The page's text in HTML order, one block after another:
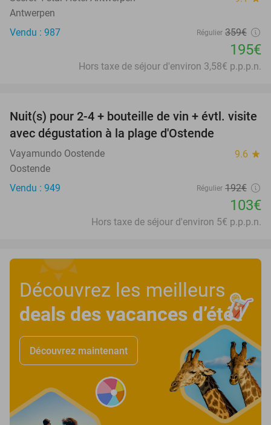
Antwerpen
Vendu : 987
Régulier 359€
195€
Hors taxe de séjour d'environ 3,58€ p.p.p.n.
46%
Nuit(s) pour 2-4 + bouteille de vin + évtl. visite
avec dégustation à la plage d'Ostende
Vayamundo Oostende 9.6 star
Oostende
Vendu : 949
Régulier 192€
103€
Hors taxe de séjour d'environ 5€ p.p.p.n.
Découvrez les meilleurs
deals des vacances d’été!
Découvrez maintenant